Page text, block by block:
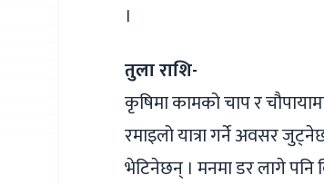
।
तुला राशि-
कृषिमा कामको चाप र
रमाइलो यात्रा गर्ने अवसर
भेटिनेछन् । मनमा डर लागे